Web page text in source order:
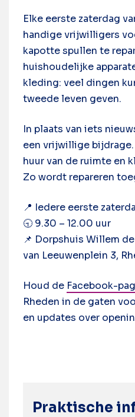
Elke eerste zaterdag
handige vrijwilligers
kapotte spullen te
huishoudelijke
kleding: veel dingen
tweede leven geven.
In plaats van iets
een vrijwillige
huur van de ruimte en
Zo wordt repareren
📍 Iedere eerste
🕤 9.30 – 12.00 uur
📌 Dorpshuis Willem
van Leeuwenplein 3,
Houd de Facebook-
Rheden in de gaten
en updates over
Praktische